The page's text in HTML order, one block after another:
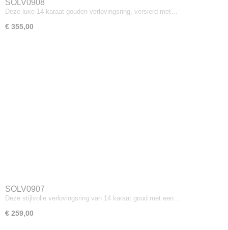
SOLV0908
Deze luxe 14 karaat gouden verlovingsring, versierd met…
€ 355,00
SOLV0907
Deze stijlvolle verlovingsring van 14 karaat goud met een…
€ 259,00